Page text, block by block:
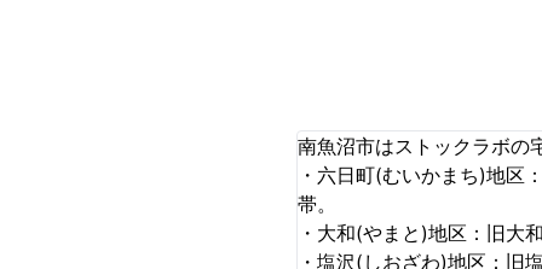
南魚沼市はストックラボの
・六日町(むいかまち)地区
帯。
・大和(やまと)地区：旧大
・塩沢(しおざわ)地区：旧